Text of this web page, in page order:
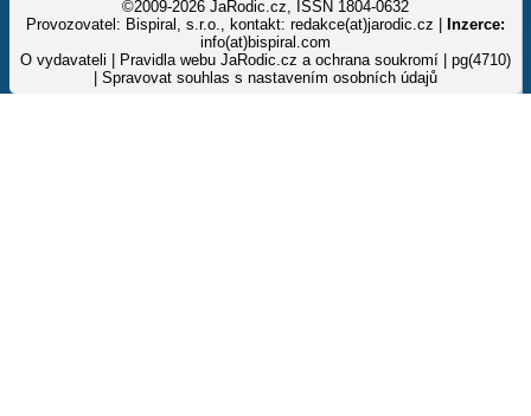
©2009-2026 JaRodic.cz, ISSN 1804-0632
Provozovatel: Bispiral, s.r.o., kontakt: redakce(at)jarodic.cz |
Inzerce:
info(at)bispiral.com
O vydavateli
Pravidla webu JaRodic.cz a ochrana soukromí | pg(4710)
Spravovat souhlas s nastavením osobních údajů